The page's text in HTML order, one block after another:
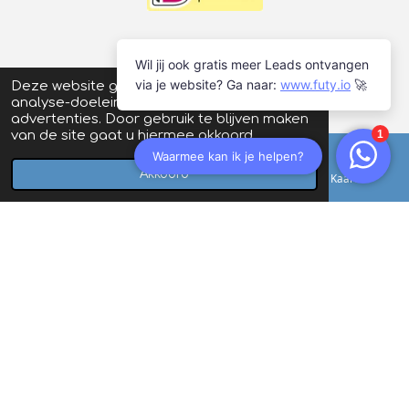
Deze website gebruikt cookies voor
analyse-doeleinden en/of het tonen van
advertenties. Door gebruik te blijven maken
van de site gaat u hiermee akkoord.
AkkoordTelefoonnummer Kaart